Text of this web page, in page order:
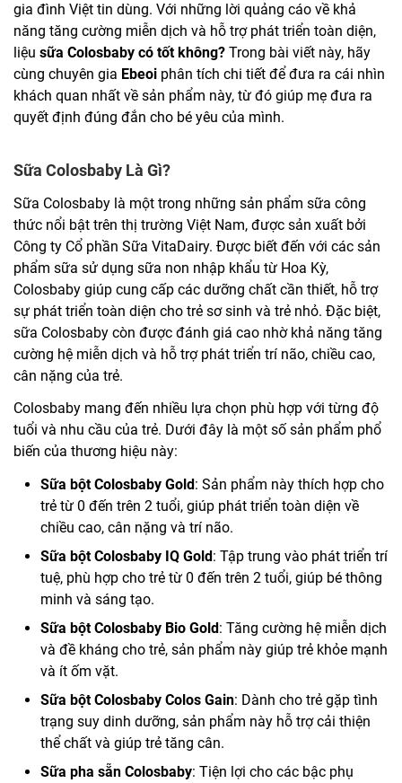
gia đình Việt tin dùng. Với những lời quảng cáo về khả
năng tăng cường miễn dịch và hỗ trợ phát triển toàn diện,
liệu sữa Colosbaby có tốt không? Trong bài viết này, hãy
cùng chuyên gia Ebeoi phân tích chi tiết để đưa ra cái nhìn
khách quan nhất về sản phẩm này, từ đó giúp mẹ đưa ra
quyết định đúng đắn cho bé yêu của mình.
Sữa Colosbaby Là Gì?
Sữa Colosbaby là một trong những sản phẩm sữa công
thức nổi bật trên thị trường Việt Nam, được sản xuất bởi
Công ty Cổ phần Sữa VitaDairy. Được biết đến với các sản
phẩm sữa sử dụng sữa non nhập khẩu từ Hoa Kỳ,
Colosbaby giúp cung cấp các dưỡng chất cần thiết, hỗ trợ
sự phát triển toàn diện cho trẻ sơ sinh và trẻ nhỏ. Đặc biệt,
sữa Colosbaby còn được đánh giá cao nhờ khả năng tăng
cường hệ miễn dịch và hỗ trợ phát triển trí não, chiều cao,
cân nặng của trẻ.
Colosbaby mang đến nhiều lựa chọn phù hợp với từng độ
tuổi và nhu cầu của trẻ. Dưới đây là một số sản phẩm phổ
biến của thương hiệu này:
Sữa bột Colosbaby Gold: Sản phẩm này thích hợp cho
trẻ từ 0 đến trên 2 tuổi, giúp phát triển toàn diện về
chiều cao, cân nặng và trí não.
Sữa bột Colosbaby IQ Gold: Tập trung vào phát triển trí
tuệ, phù hợp cho trẻ từ 0 đến trên 2 tuổi, giúp bé thông
minh và sáng tạo.
Sữa bột Colosbaby Bio Gold: Tăng cường hệ miễn dịch
và đề kháng cho trẻ, sản phẩm này giúp trẻ khỏe mạnh
và ít ốm vặt.
Sữa bột Colosbaby Colos Gain: Dành cho trẻ gặp tình
trạng suy dinh dưỡng, sản phẩm này hỗ trợ cải thiện
thể chất và giúp trẻ tăng cân.
Sữa pha sẵn Colosbaby: Tiện lợi cho các bậc phụ